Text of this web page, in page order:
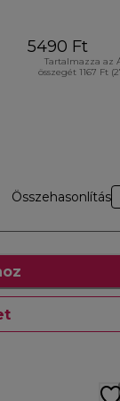
5490 Ft
Tartalmazza az
összegét 1167 Ft
Összehasonlítás